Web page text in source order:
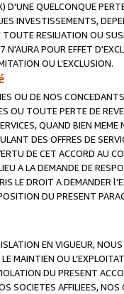
QUELCONQUE
INVESTISSEMENTS,
RESILIATION OU
N'AURA POUR EFFET
OU L’EXCLUSION.
OU DE NOS
OU TOUTE PERTE DE
QUAND BIEN
DES OFFRES DE
DE CET ACCORD AU
A LA DEMANDE DE
LE DROIT A DEMANDER
DU PRESENT
EN VIGUEUR,
MAINTIEN OU
DU PRESENT
SOCIETES AFFILIEES,